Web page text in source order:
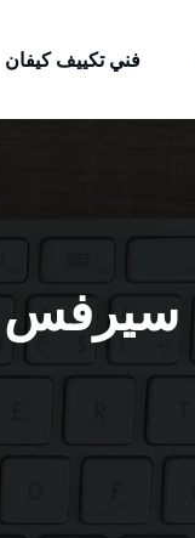
فني تكييف كيفان